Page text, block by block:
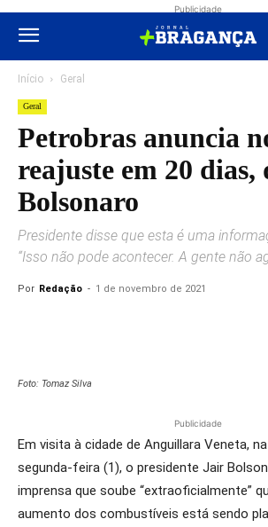
Publicidade
Início Geral
Geral
Petrobras anuncia
reajuste em 20 dias,
Bolsonaro
Presidente disse que esta é uma
“Isso não pode acontecer. A gente não
Por Redação - 1 de novembro de 2021
Foto: Tomaz Silva
Publicidade
Em visita à cidade de Anguillara Veneta,
segunda-feira (1), o presidente Jair
imprensa que soube “extraoficialmente”
aumento dos combustíveis está sendo